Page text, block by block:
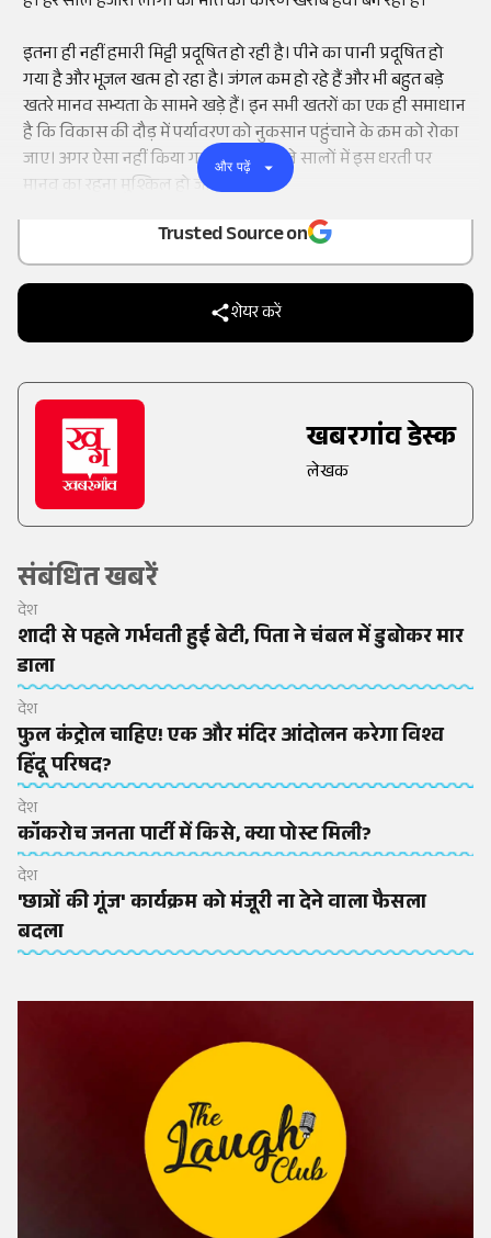
Add
as a
Trusted Source on
शेयर करें
खबरगांव डेस्क
लेखक
संबंधित खबरें
देश
शादी से पहले गर्भवती हुई बेटी, पिता ने चंबल में डुबोकर मार
डाला
देश
फुल कंट्रोल चाहिए! एक और मंदिर आंदोलन करेगा विश्व
हिंदू परिषद?
देश
कॉकरोच जनता पार्टी में किसे, क्या पोस्ट मिली?
देश
'छात्रों की गूंज' कार्यक्रम को मंजूरी ना देने वाला फैसला
बदला
इतना ही नहीं हमारी मिट्टी प्रदूषित हो रही है। पीने का पानी प्रदूषित हो
गया है और भूजल खत्म हो रहा है। जंगल कम हो रहे हैं और भी बहुत बड़े
खतरे मानव सभ्यता के सामने खड़े हैं। इन सभी खतरों का एक ही समाधान
है कि विकास की दौड़ में पर्यावरण को नुकसान पहुंचाने के क्रम को रोका
जाए। अगर ऐसा नहीं किया गया तो आने वाले सालों में इस धरती पर
मानव का रहना मुश्किल हो जाएगा।
और पढ़ें